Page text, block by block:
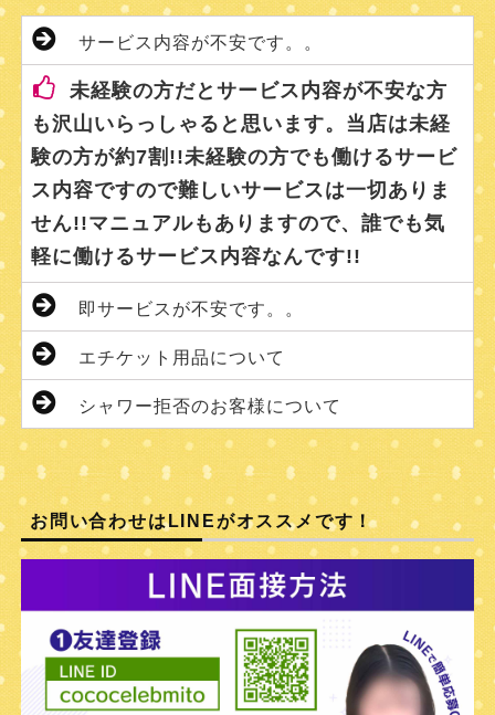
サービス内容が不安です。。
未経験の方だとサービス内容が不安な方
も沢山いらっしゃると思います。当店は未経
験の方が約7割!!未経験の方でも働けるサービ
ス内容ですので難しいサービスは一切ありま
せん!!マニュアルもありますので、誰でも気
軽に働けるサービス内容なんです!!
即サービスが不安です。。
エチケット用品について
シャワー拒否のお客様について
お問い合わせはLINEがオススメです！